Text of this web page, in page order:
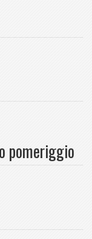
pomeriggio